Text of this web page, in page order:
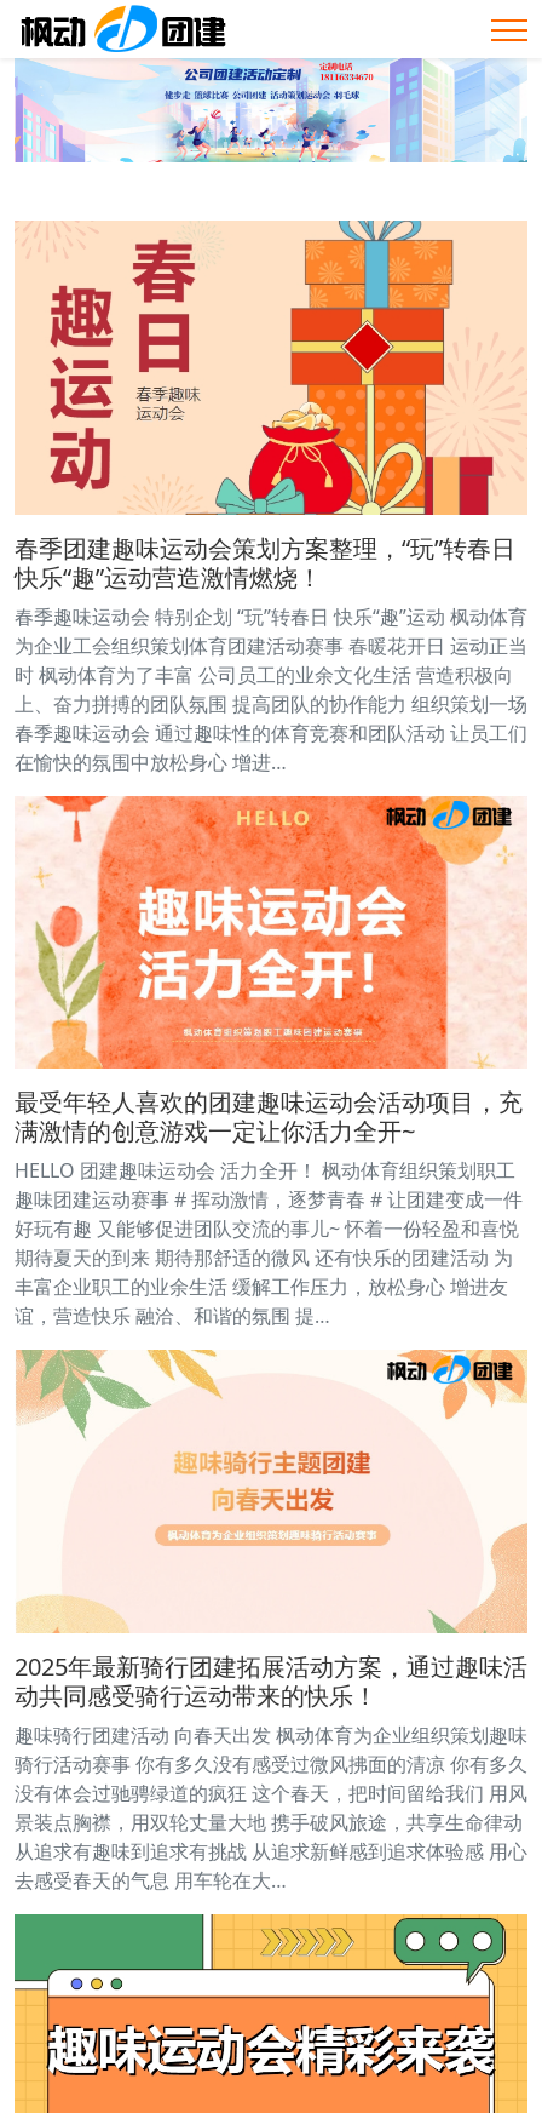
春季团建趣味运动会策划方案整理，“玩”转春日
快乐“趣”运动营造激情燃烧！
春季趣味运动会 特别企划 “玩”转春日 快乐“趣”运动 枫动体育
为企业工会组织策划体育团建活动赛事 春暖花开日 运动正当
时 枫动体育为了丰富 公司员工的业余文化生活 营造积极向
上、奋力拼搏的团队氛围 提高团队的协作能力 组织策划一场
春季趣味运动会 通过趣味性的体育竞赛和团队活动 让员工们
在愉快的氛围中放松身心 增进…
最受年轻人喜欢的团建趣味运动会活动项目，充
满激情的创意游戏一定让你活力全开~
HELLO 团建趣味运动会 活力全开！ 枫动体育组织策划职工
趣味团建运动赛事 # 挥动激情，逐梦青春 # 让团建变成一件
好玩有趣 又能够促进团队交流的事儿~ 怀着一份轻盈和喜悦
期待夏天的到来 期待那舒适的微风 还有快乐的团建活动 为
丰富企业职工的业余生活 缓解工作压力，放松身心 增进友
谊，营造快乐 融洽、和谐的氛围 提…
2025年最新骑行团建拓展活动方案，通过趣味活
动共同感受骑行运动带来的快乐！
趣味骑行团建活动 向春天出发 枫动体育为企业组织策划趣味
骑行活动赛事 你有多久没有感受过微风拂面的清凉 你有多久
没有体会过驰骋绿道的疯狂 这个春天，把时间留给我们 用风
景装点胸襟，用双轮丈量大地 携手破风旅途，共享生命律动
从追求有趣味到追求有挑战 从追求新鲜感到追求体验感 用心
去感受春天的气息 用车轮在大…